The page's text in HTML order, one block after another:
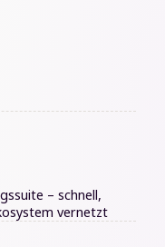
– schnell,
vernetzt